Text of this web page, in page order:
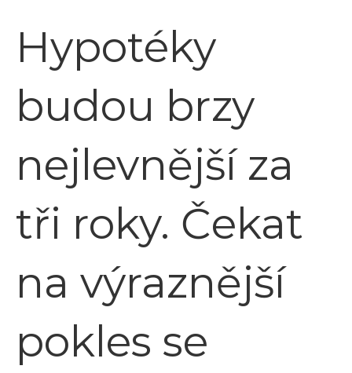
Hypotéky
budou brzy
nejlevnější za
tři roky. Čekat
na výraznější
pokles se